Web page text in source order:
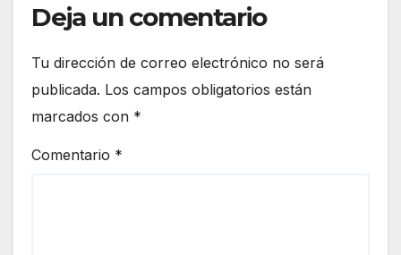
Deja un comentario
Tu dirección de correo electrónico no será
publicada. Los campos obligatorios están
marcados con *
Comentario *